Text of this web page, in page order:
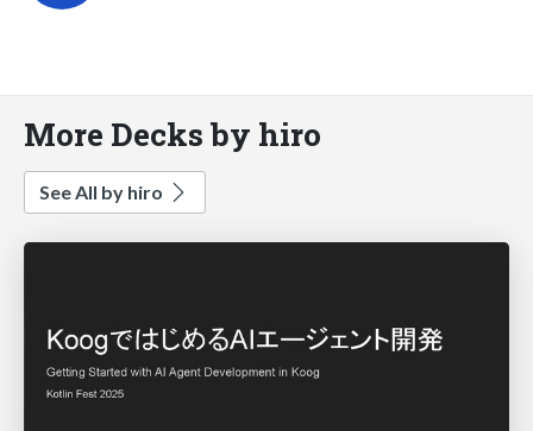
More Decks by hiro
See All by hiro